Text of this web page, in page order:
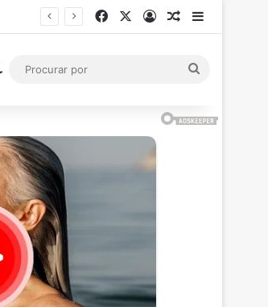
FacebookEntrarArtigoBarra
Switch skin